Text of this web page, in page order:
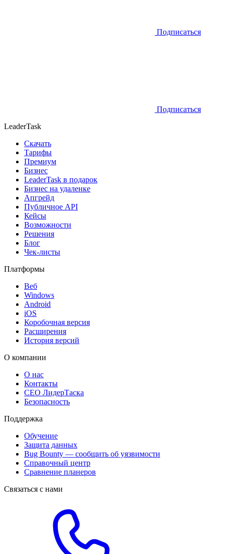
Подписаться
Подписаться
LeaderTask
Скачать
Тарифы
Премиум
Бизнес
LeaderTask в подарок
Бизнес на удаленке
Апгрейд
Публичное API
Кейсы
Возможности
Решения
Блог
Чек-листы
Платформы
Веб
Windows
Android
iOS
Коробочная версия
Расширения
История версий
О компании
О нас
Контакты
CEO ЛидерТаска
Безопасность
Поддержка
Обучение
Защита данных
Bug Bounty — сообщить об уязвимости
Справочный центр
Сравнение планеров
Связаться с нами